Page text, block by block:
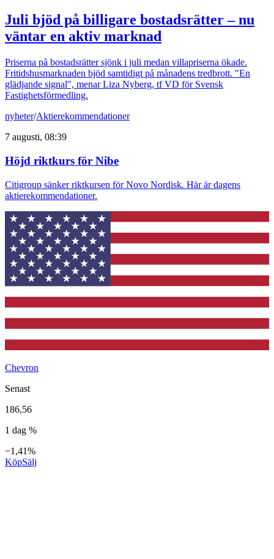
Juli bjöd på billigare bostadsrätter – nu
väntar en aktiv marknad
Priserna på bostadsrätter sjönk i juli medan villapriserna ökade.
Fritidshusmarknaden bjöd samtidigt på månadens tredbrott. "En
glädjande signal", menar Liza Nyberg, tf VD för Svensk
Fastighetsförmedling.
nyheter/Aktierekommendationer
7 augusti, 08:39
Höjd riktkurs för Nibe
Citigroup sänker riktkursen för Novo Nordisk. Här är dagens
aktierekommendationer.
Chevron
Senast
186,56
1 dag %
−1,41%
KöpSälj